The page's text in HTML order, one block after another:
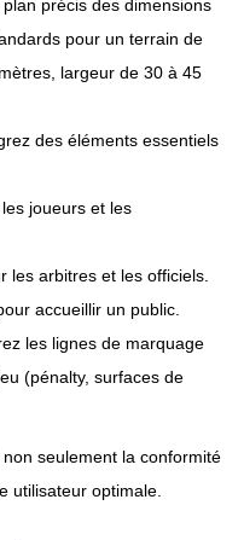
précis des dimensions
pour un terrain de
largeur de 30 à 45
des éléments essentiels
joueurs et les
les arbitres et les officiels.
accueillir un public.
les lignes de marquage
(pénalty, surfaces de
seulement la conformité
utilisateur optimale.